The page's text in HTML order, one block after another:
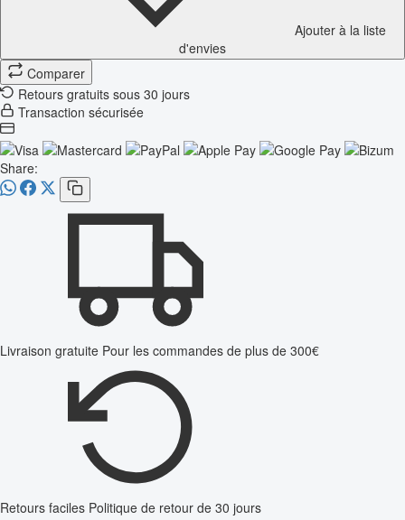
Ajouter à la liste
d'envies
Comparer
Retours gratuits sous 30 jours
Transaction sécurisée
Share:
Livraison gratuite Pour les commandes de plus de 300€
Retours faciles Politique de retour de 30 jours